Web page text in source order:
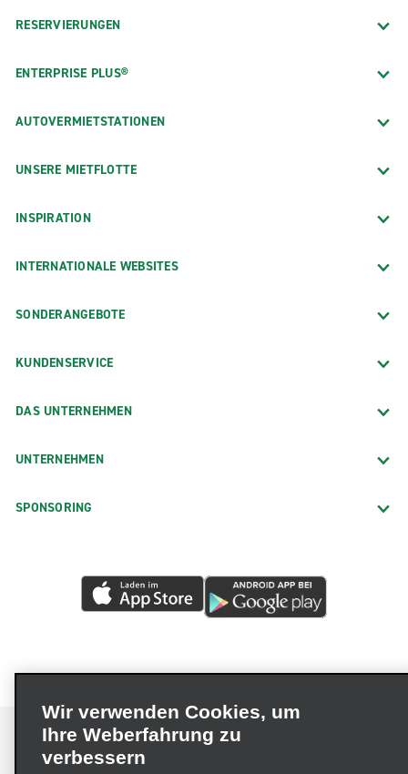
RESERVIERUNGEN
ENTERPRISE PLUS®
AUTOVERMIETSTATIONEN
UNSERE MIETFLOTTE
INSPIRATION
INTERNATIONALE WEBSITES
SONDERANGEBOTE
KUNDENSERVICE
DAS UNTERNEHMEN
UNTERNEHMEN
SPONSORING
Wir verwenden Cookies, um
Ihre Weberfahrung zu
verbessern